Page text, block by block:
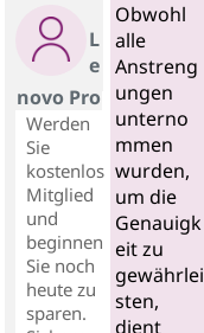
L
e
novo Pro
Werden
Sie
kostenlos
Mitglied
und
beginnen
Sie noch
heute zu
sparen.
Obwohl
alle
Anstreng
ungen
unterno
mmen
wurden,
um die
Genauigk
eit zu
gewährlei
sten,
dient